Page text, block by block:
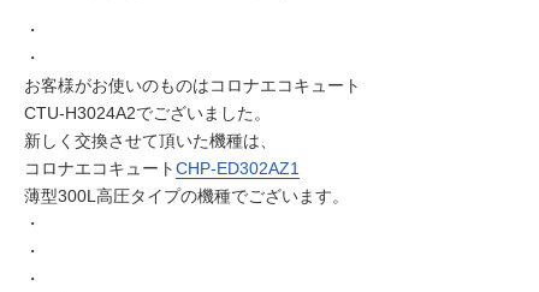
・
・
お客様がお使いのものはコロナエコキュート
CTU-H3024A2でございました。
新しく交換させて頂いた機種は、
コロナエコキュートCHP-ED302AZ1
薄型300L高圧タイプの機種でございます。
・
・
・